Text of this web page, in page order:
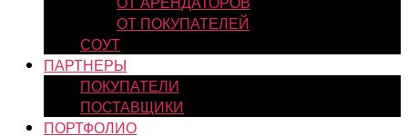
ОТ ПОКУПАТЕЛЕЙ
СОУТ
ПАРТНЕРЫ
ПОКУПАТЕЛИ
ПОСТАВЩИКИ
ПОРТФОЛИО